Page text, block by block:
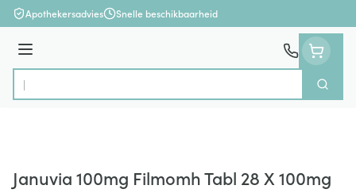
Ga naar de inhoud
Apothekersadvies Snelle beschikbaarheid
Menu
Product, merk, categorie...
Zoek
Januvia 100mg Filmomh Tabl 28 X 100mg